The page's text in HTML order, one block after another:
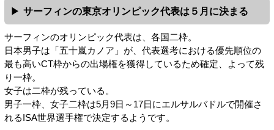
サーフィンの東京オリンピック代表は５月に決まる
サーフィンのオリンピック代表は、各国二枠。
日本男子は「五十嵐カノア」が、代表選考における優先順位の
最も高いCT枠からの出場権を獲得しているため確定、よって残
り一枠。
女子は二枠が残っている。
男子一枠、女子二枠は5月9日～17日にエルサルバドルで開催さ
れるISA世界選手権で決定するようです。